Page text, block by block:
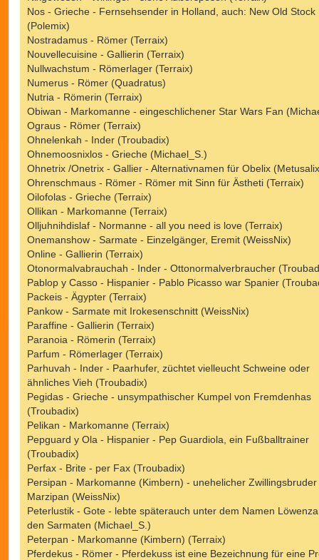
Nos - Grieche - Fernsehsender in Holland, auch: New Old Stock
(Polemix)
Nostradamus - Römer (Terraix)
Nouvellecuisine - Gallierin (Terraix)
Nullwachstum - Römerlager (Terraix)
Numerus - Römer (Quadratus)
Nutria - Römerin (Terraix)
Obiwan - Markomanne - eingeschlichener Star Wars Fan
Ograus - Römer (Terraix)
Ohnelenkah - Inder (Troubadix)
Ohnemoosnixlos - Grieche (Michael_S.)
Ohnetrix /Onetrix - Gallier - Alternativnamen für Obelix
Ohrenschmaus - Römer - Römer mit Sinn für Ästheti (Terraix)
Oilofolas - Grieche (Terraix)
Ollikan - Markomanne (Terraix)
Olljuhnihdislaf - Normanne - all you need is love (Terraix)
Onemanshow - Sarmate - Einzelgänger, Eremit (WeissNix)
Online - Gallierin (Terraix)
Otonormalvabrauchah - Inder - Ottonormalverbraucher
Pablop y Casso - Hispanier - Pablo Picasso war Spanier
Packeis - Ägypter (Terraix)
Pankow - Sarmate mit Irokesenschnitt (WeissNix)
Paraffine - Gallierin (Terraix)
Paranoia - Römerin (Terraix)
Parfum - Römerlager (Terraix)
Parhuvah - Inder - Paarhufer, züchtet vielleucht Schweine oder
ähnliches Vieh (Troubadix)
Pegidas - Grieche - unsympathischer Kumpel von Fremdenhas
(Troubadix)
Pelikan - Markomanne (Terraix)
Pepguard y Ola - Hispanier - Pep Guardiola, ein Fußballtrainer
(Troubadix)
Perfax - Brite - per Fax (Troubadix)
Persipan - Markomanne (Kimbern) - unehelicher Zwillingsbruder
Marzipan (WeissNix)
Peterlustik - Gote - lebte späterauch unter dem Namen
den Sarmaten (Michael_S.)
Peterpan - Markomanne (Kimbern) (Terraix)
Pferdekus - Römer - Pferdekuss ist eine Bezeichnung für eine